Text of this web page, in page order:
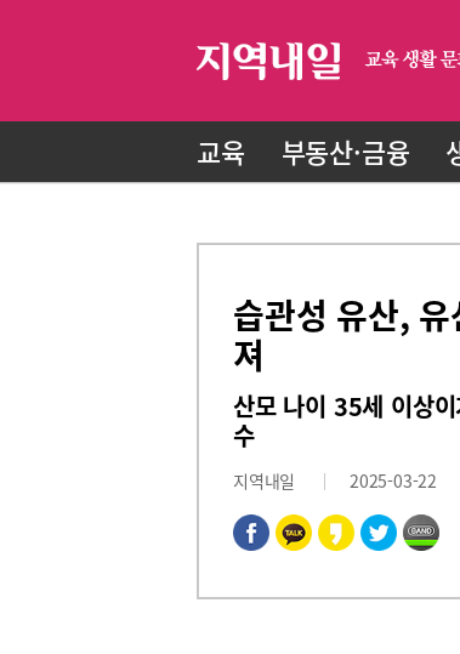
교육 부동산·금융
습관성 유산,
져
산모 나이 35세 이상
수
지역내일 2025-03-22